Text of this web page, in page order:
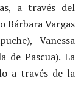
a través del
Bárbara Vargas
Vanessa
de Pascua). La
a través de la